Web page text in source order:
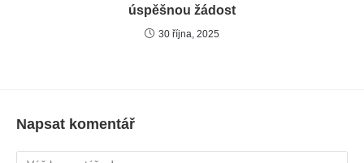
úspěšnou žádost
30 října, 2025
Napsat komentář